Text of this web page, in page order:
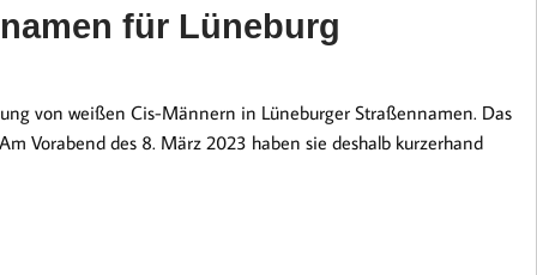
für Lüneburg
von weißen Cis-Männern in Lüneburger Straßennamen. Das
Vorabend des 8. März 2023 haben sie deshalb kurzerhand